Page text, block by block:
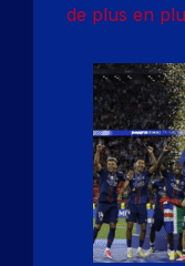
de plus en